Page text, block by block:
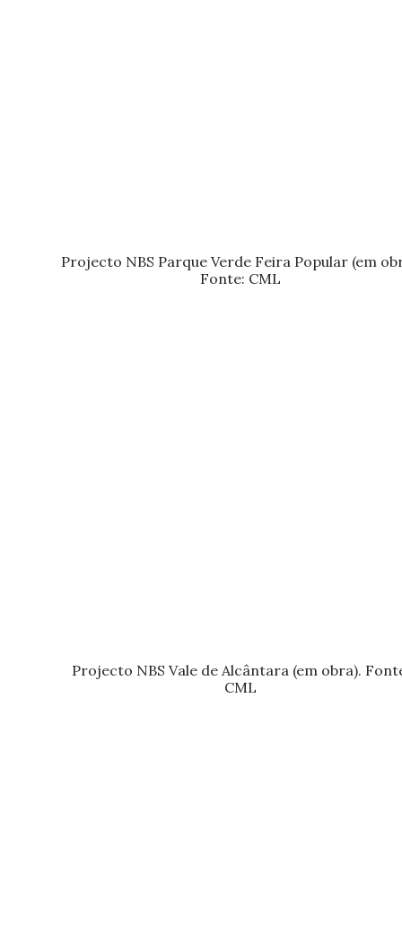
Projecto NBS Parque Verde Feira Popular (em
Fonte: CML
Projecto NBS Vale de Alcântara (em obra).
CML